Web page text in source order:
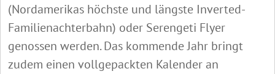
(Nordamerikas höchste und längste Inverted-
Familienachterbahn) oder Serengeti Flyer
genossen werden. Das kommende Jahr bringt
zudem einen vollgepackten Kalender an